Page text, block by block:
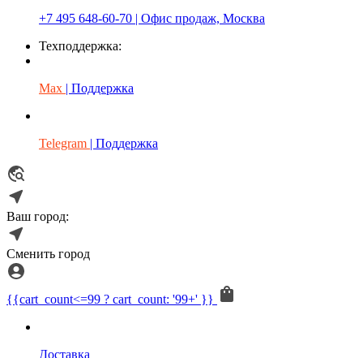
+7 495 648-60-70 | Офис продаж, Москва
Техподдержка:
Max | Поддержка
Telegram | Поддержка
Ваш город:
Сменить город
{{cart_count<=99 ? cart_count: '99+' }}
Доставка